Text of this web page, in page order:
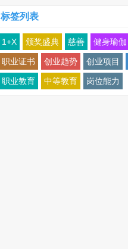
标签列表
1+X 颁奖盛典 慈善 健身瑜伽
职业证书 创业趋势 创业项目
职业教育 中等教育 岗位能力